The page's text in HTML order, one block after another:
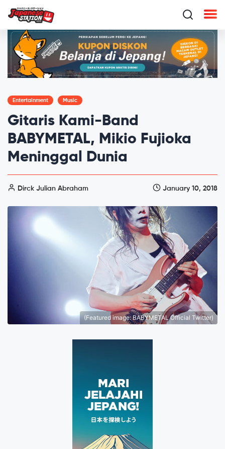
Entertainment Music
Gitaris Kami-Band
BABYMETAL, Mikio Fujioka
Meninggal Dunia
Dirck Julian Abraham January 10, 2018
(Featured image: BABYMETAL Official Twitter)